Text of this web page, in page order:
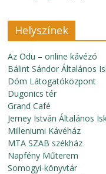
Helyszínek
Az Odu – online kávézó
Bálint Sándor Általános
Dóm Látogatóközpont
Dugonics tér
Grand Café
Jerney István Általános
Milleniumi Kávéház
MTA SZAB székház
Napfény Műterem
Somogyi-könyvtár